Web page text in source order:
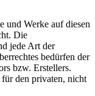
und Werke auf diesen
Die
jede Art der
bedürfen der
bzw. Erstellers.
den privaten, nicht